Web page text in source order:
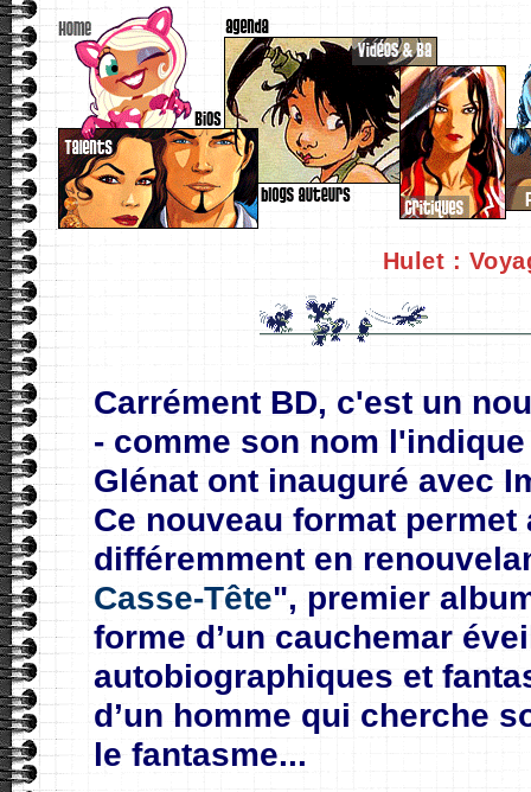
Hulet :
Carrément BD, c'est un
- comme son nom
Glénat ont inauguré avec
Ce nouveau format
différemment en
Casse-Tête", premier
forme d’un cauchemar
autobiographiques et
d’un homme qui cherche
le fantasme...